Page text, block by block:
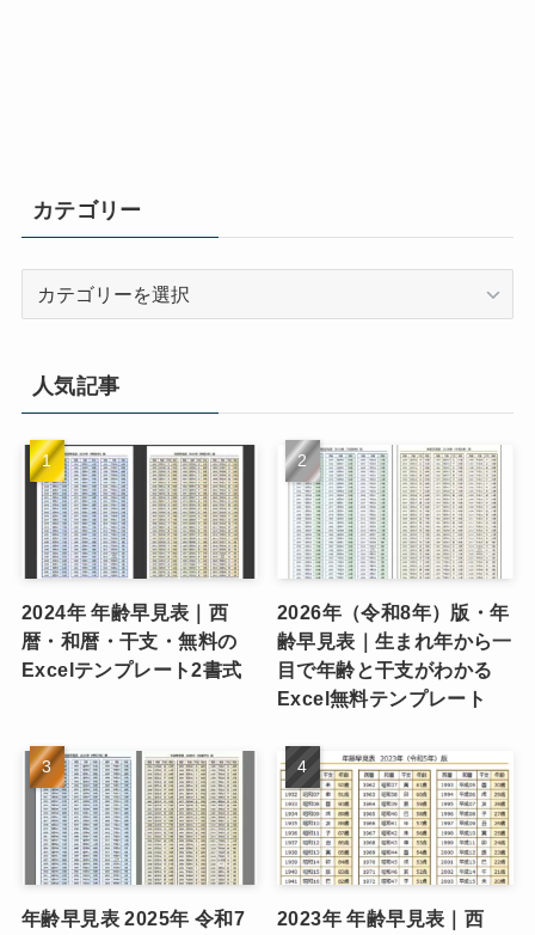
カテゴリー
ー
人気記事
2024年 年齢早見表｜西
暦・和暦・干支・無料の
Excelテンプレート2書式
2026年（令和8年）版・年
齢早見表｜生まれ年から一
目で年齢と干支がわかる
Excel無料テンプレート
年齢早見表 2025年 令和7 2023年 年齢早見表｜西